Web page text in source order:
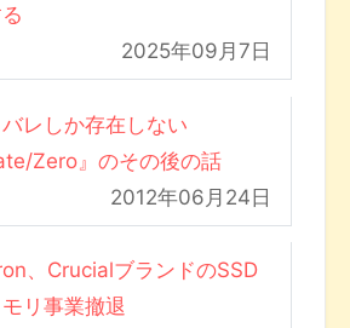
2025年09月7日
レしか存在しない
Zero』のその後の話
2012年06月24日
、CrucialブランドのSSD
リ事業撤退